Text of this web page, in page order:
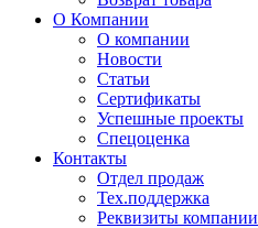
О Компании
О компании
Новости
Статьи
Сертификаты
Успешные проекты
Спецоценка
Контакты
Отдел продаж
Тех.поддержка
Реквизиты компании